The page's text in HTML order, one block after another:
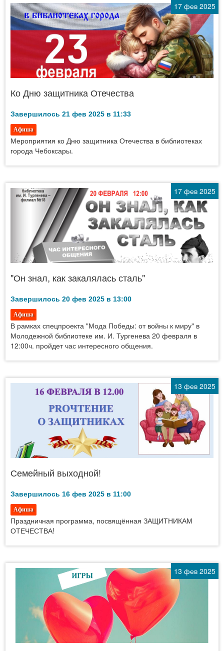
17 фев 2025
Ко Дню защитника Отечества
Завершилось 21 фев 2025 в 11:33
Афиша
Мероприятия ко Дню защитника Отечества в библиотеках
города Чебоксары.
17 фев 2025
"Он знал, как закалялась сталь"
Завершилось 20 фев 2025 в 13:00
Афиша
В рамках спецпроекта "Мода Победы: от войны к миру" в
Молодежной библиотеке им. И. Тургенева 20 февраля в
12:00ч. пройдет час интересного общения.
13 фев 2025
Семейный выходной!
Завершилось 16 фев 2025 в 11:00
Афиша
Праздничная программа, посвящённая ЗАЩИТНИКАМ
ОТЕЧЕСТВА!
13 фев 2025